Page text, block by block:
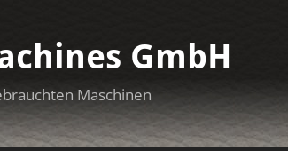
GmbH
Maschinen